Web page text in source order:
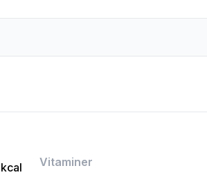
kcal Vitaminer